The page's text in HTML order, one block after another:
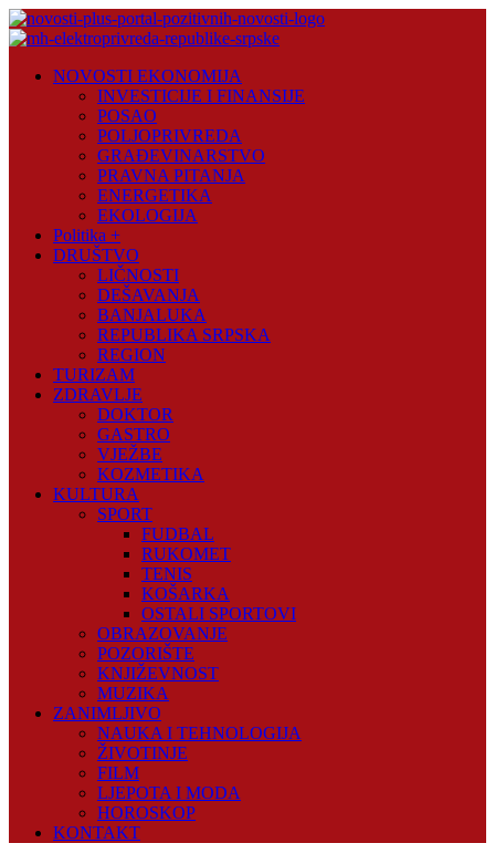
Skip
to
Plus
NOVOSTI EKONOMIJA
INVESTICIJE I FINANSIJE
POSAO
POLJOPRIVREDA
GRAĐEVINARSTVO
PRAVNA PITANJA
ENERGETIKA
EKOLOGIJA
Politika +
DRUŠTVO
LIČNOSTI
DEŠAVANJA
BANJALUKA
REPUBLIKA SRPSKA
REGION
TURIZAM
ZDRAVLJE
DOKTOR
GASTRO
VJEŽBE
KOZMETIKA
KULTURA
SPORT
FUDBAL
RUKOMET
TENIS
KOŠARKA
OSTALI SPORTOVI
OBRAZOVANJE
POZORIŠTE
KNJIŽEVNOST
MUZIKA
ZANIMLJIVO
NAUKA I TEHNOLOGIJA
ŽIVOTINJE
FILM
LJEPOTA I MODA
HOROSKOP
KONTAKT